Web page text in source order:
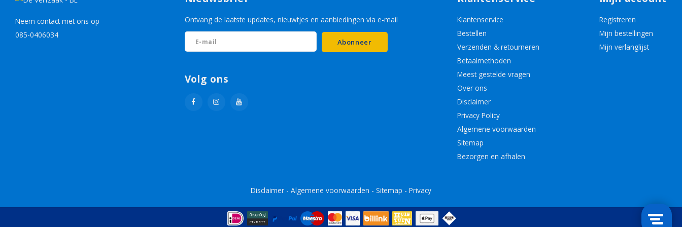
Neem contact met ons op
085-0406034
Ontvang de laatste updates, nieuwtjes en aanbiedingen via e-mail
Abonneer
Volg ons
Klantenservice
Bestellen
Verzenden & retourneren
Betaalmethoden
Meest gestelde vragen
Over ons
Disclaimer
Privacy Policy
Algemene voorwaarden
Sitemap
Bezorgen en afhalen
Registreren
Mijn bestellingen
Mijn verlanglijst
Disclaimer - Algemene voorwaarden - Sitemap - Privacy